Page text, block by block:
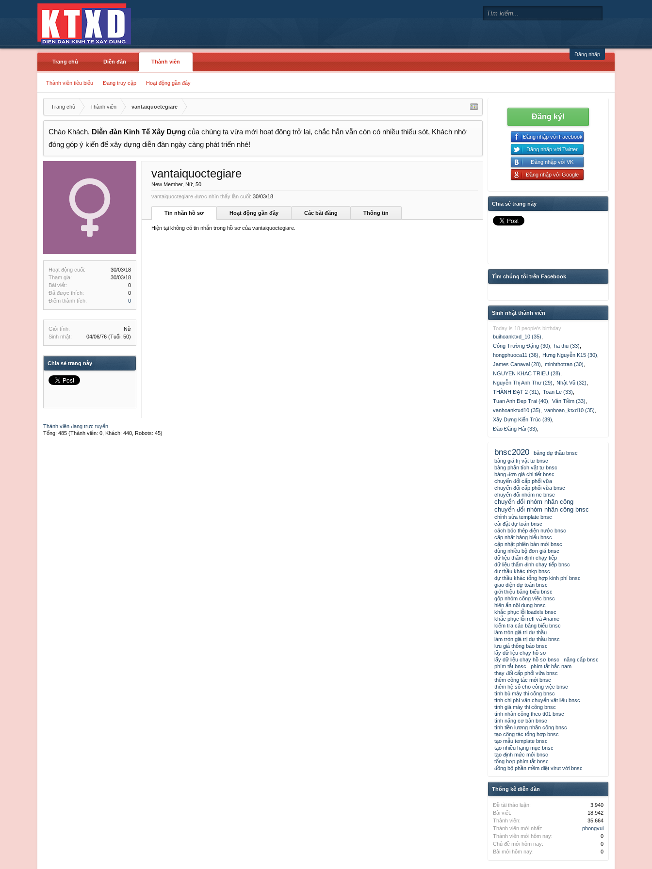
Đăng nhập
Trang chủ
Diễn đàn Thành viên
Thành viên tiêu biểu Đang truy cập Hoạt động gần đây
Trang chủ Thành viên vantaiquoctegiare
Chào Khách, Diễn đàn Kinh Tế Xây Dựng của chúng ta vừa mới hoạt động trở lại, chắc hẳn vẫn còn có nhiều thiếu sót, Khách nhớ
đóng góp ý kiến để xây dựng diễn đàn ngày càng phát triển nhé!
Hoạt động cuối:
30/03/18
Tham gia:
30/03/18
Bài viết:
0
Đã được thích:
0
Điểm thành tích:
0
Giới tính:
Nữ
Sinh nhật:
04/06/76 (Tuổi: 50)
Chia sẻ trang này
vantaiquoctegiare
New Member, Nữ, 50
vantaiquoctegiare được nhìn thấy lần cuối: 30/03/18
Tin nhắn hồ sơ Hoạt động gần đây Các bài đăng Thông tin
Hiện tại không có tin nhắn trong hồ sơ của vantaiquoctegiare.
Thành viên đang trực tuyến
Tổng: 485 (Thành viên: 0, Khách: 440, Robots: 45)
Đăng ký!
Đăng nhập với Facebook
Đăng nhập với Twitter
Đăng nhập với VK
Đăng nhập với Google
Chia sẻ trang này
Tìm chúng tôi trên Facebook
Sinh nhật thành viên
Today is 18 people's birthday.
buihoanktxd_10 (35)
Công Trường Đặng (30)
ha thu (33)
hongphuoca11 (36)
Hưng Nguyễn K15 (30)
James Canaval (28)
minhthotran (30)
NGUYEN KHAC TRIEU (28)
Nguyễn Thị Anh Thư (29)
Nhật Vũ (32)
THÀNH ĐẠT 2 (31)
Toan Le (33)
Tuan Anh Đep Trai (40)
Văn Tiềm (33)
vanhoanktxd10 (35)
vanhoan_ktxd10 (35)
Xây Dựng Kiến Trúc (39)
Đào Đăng Hải (33)
bnsc2020
bảng dự thầu bnsc
bảng giá trị vật tư bnsc
bảng phân tích vật tư bnsc
bảng đơn giá chi tiết bnsc
chuyển đổi cấp phối vữa
chuyển đổi cấp phối vữa bnsc
chuyển đổi nhóm nc bnsc
chuyển đổi nhóm nhân công
chuyển đổi nhóm nhân công bnsc
chỉnh sửa template bnsc
cài đặt dự toán bnsc
cách bóc thép điện nước bnsc
cập nhật bảng biểu bnsc
cập nhật phiên bản mới bnsc
dùng nhiều bộ đơn giá bnsc
dữ liệu thẩm định chạy tiếp
dữ liệu thẩm định chạy tiếp bnsc
dự thầu khác thkp bnsc
dự thầu khác tổng hợp kinh phí bnsc
giao diện dự toán bnsc
giới thiệu bảng biểu bnsc
gộp nhóm công việc bnsc
hiện ẩn nội dung bnsc
khắc phục lỗi loadxls bnsc
khắc phục lỗi reff và #name
kiểm tra các bảng biểu bnsc
làm tròn giá trị dự thầu
làm tròn giá trị dự thầu bnsc
lưu giá thông báo bnsc
lấy dữ liệu chạy hồ sơ
lấy dữ liệu chạy hồ sơ bnsc
nâng cấp bnsc
phím tắt bnsc
phím tắt bắc nam
thay đổi cấp phối vữa bnsc
thêm công tác mới bnsc
thêm hệ số cho công việc bnsc
tính bù máy thi công bnsc
tính chi phí vận chuyển vật liệu bnsc
tính giá máy thi công bnsc
tính nhân công theo tt01 bnsc
tính năng cơ bản bnsc
tính tiền lương nhân công bnsc
tạo công tác tổng hợp bnsc
tạo mẫu template bnsc
tạo nhiều hạng mục bnsc
tạo định mức mới bnsc
tổng hợp phím tắt bnsc
đồng bộ phần mềm diệt virut với bnsc
Thống kê diễn đàn
Đề tài thảo luận:
3,940
Bài viết:
18,942
Thành viên:
35,664
Thành viên mới nhất:
phongvui
Thành viên mới hôm nay:
0
Chủ đề mới hôm nay:
0
Bài mới hôm nay:
0